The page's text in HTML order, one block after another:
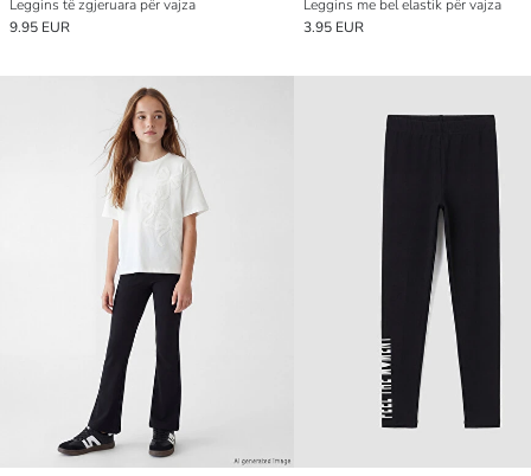
Leggins të zgjeruara për vajza
9.95 EUR
Leggins me bel elastik për vajza
3.95 EUR